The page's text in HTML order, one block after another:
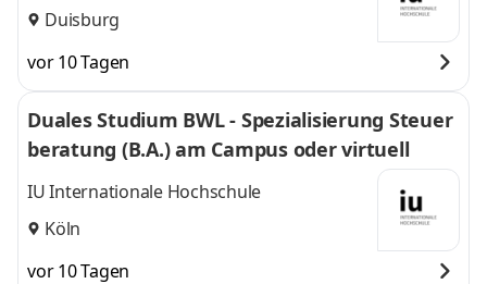
Duisburg
vor 10 Tagen
Duales Studium BWL - Spezialisierung Steuer
beratung (B.A.) am Campus oder virtuell
IU Internationale Hochschule
Köln
vor 10 Tagen